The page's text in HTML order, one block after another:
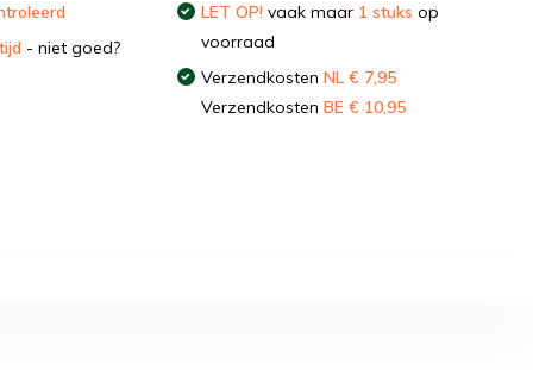
- niet goed?
LET OP!vaak maar 1 stuks op
voorraad
Verzendkosten NL € 7,95
Verzendkosten BE € 10,95